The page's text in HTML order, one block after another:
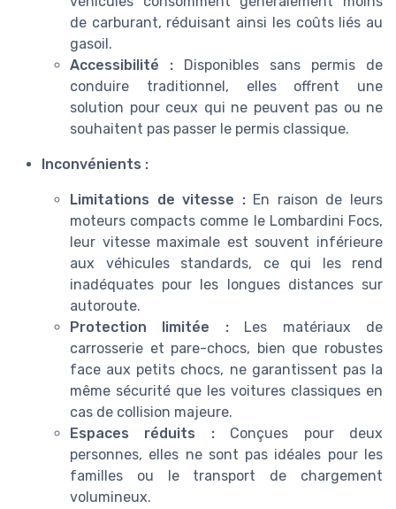
de carburant, réduisant ainsi les coûts liés au
gasoil.
Accessibilité : Disponibles sans permis de
conduire traditionnel, elles offrent une
solution pour ceux qui ne peuvent pas ou ne
souhaitent pas passer le permis classique.
Inconvénients :
Limitations de vitesse :En raison de leurs
moteurs compacts comme le Lombardini Focs,
leur vitesse maximale est souvent inférieure
aux véhicules standards, ce qui les rend
inadéquates pour les longues distances sur
autoroute.
Protection limitée :Les matériaux de
carrosserie et pare-chocs, bien que robustes
face aux petits chocs, ne garantissent pas la
même sécurité que les voitures classiques en
cas de collision majeure.
Espaces réduits :Conçues pour deux
personnes, elles ne sont pas idéales pour les
familles ou le transport de chargement
volumineux.